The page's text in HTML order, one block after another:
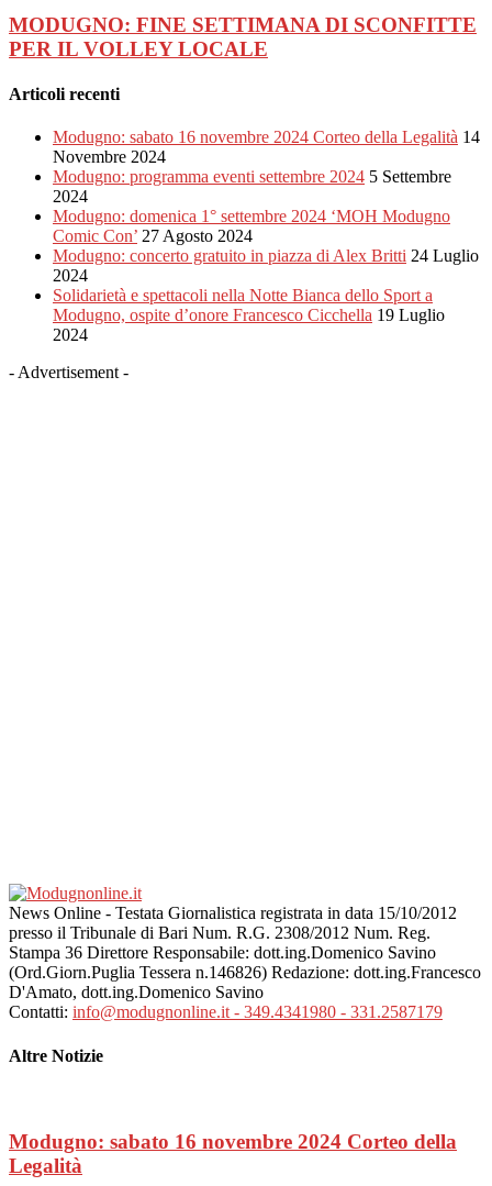
MODUGNO: FINE SETTIMANA DI SCONFITTE
PER IL VOLLEY LOCALE
Articoli recenti
Modugno: sabato 16 novembre 2024 Corteo della Legalità 14
Novembre 2024
Modugno: programma eventi settembre 2024 5 Settembre
2024
Modugno: domenica 1° settembre 2024 ‘MOH Modugno
Comic Con’ 27 Agosto 2024
Modugno: concerto gratuito in piazza di Alex Britti 24 Luglio
2024
Solidarietà e spettacoli nella Notte Bianca dello Sport a
Modugno, ospite d’onore Francesco Cicchella 19 Luglio
2024
- Advertisement -
News Online - Testata Giornalistica registrata in data 15/10/2012
presso il Tribunale di Bari Num. R.G. 2308/2012 Num. Reg.
Stampa 36 Direttore Responsabile: dott.ing.Domenico Savino
(Ord.Giorn.Puglia Tessera n.146826) Redazione: dott.ing.Francesco
D'Amato, dott.ing.Domenico Savino
Contatti: info@modugnonline.it - 349.4341980 - 331.2587179
Altre Notizie
Modugno: sabato 16 novembre 2024 Corteo della
Legalità